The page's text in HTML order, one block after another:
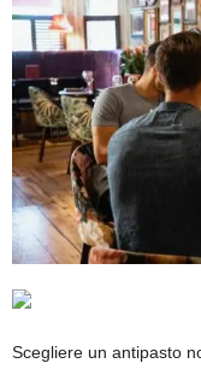
Scegliere un antipasto